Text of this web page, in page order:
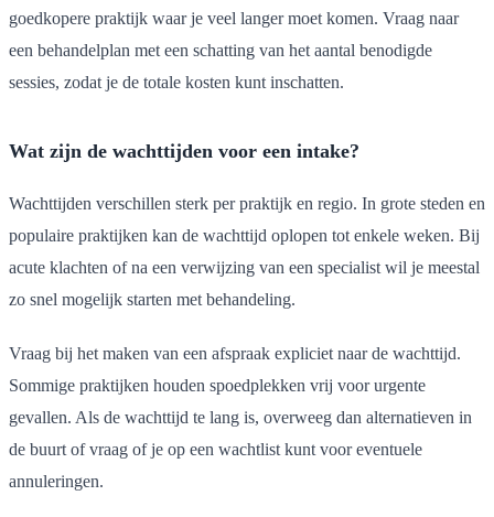
goedkopere praktijk waar je veel langer moet komen. Vraag naar
een behandelplan met een schatting van het aantal benodigde
sessies, zodat je de totale kosten kunt inschatten.
Wat zijn de wachttijden voor een intake?
Wachttijden verschillen sterk per praktijk en regio. In grote steden en
populaire praktijken kan de wachttijd oplopen tot enkele weken. Bij
acute klachten of na een verwijzing van een specialist wil je meestal
zo snel mogelijk starten met behandeling.
Vraag bij het maken van een afspraak expliciet naar de wachttijd.
Sommige praktijken houden spoedplekken vrij voor urgente
gevallen. Als de wachttijd te lang is, overweeg dan alternatieven in
de buurt of vraag of je op een wachtlist kunt voor eventuele
annuleringen.